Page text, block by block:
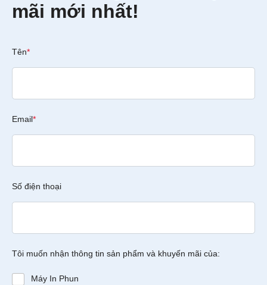
mãi mới nhất!
Tên*
Email*
Số điện thoại
Tôi muốn nhận thông tin sản phẩm và khuyến mãi của:
Máy In Phun